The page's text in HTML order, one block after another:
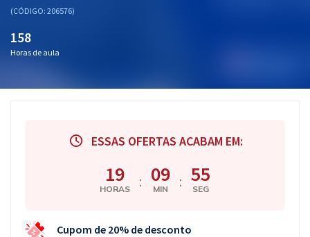
(CÓDIGO: 206576)
158
Horas de aula
ESSAS OFERTAS ACABAM EM:
19
HORAS : 09
MIN : 55
SEG
Cupom de 20% de desconto